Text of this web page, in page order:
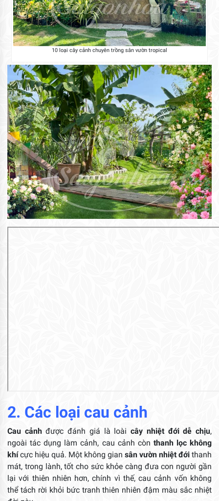
10 loại cây cảnh chuyên trồng sân vườn tropical
2. Các loại cau cảnh
Cau cảnhđược đánh giá là loài cây nhiệt đới dễ chịu,
ngoài tác dụng làm cảnh, cau cảnh còn thanh lọc không
khícực hiệu quả. Một không gian sân vườn nhiệt đới thanh
mát, trong lành, tốt cho sức khỏe càng đưa con người gần
lại với thiên nhiên hơn, chính vì thế, cau cảnh vốn không
thể tách rời khỏi bức tranh thiên nhiên đậm màu sắc nhiệt